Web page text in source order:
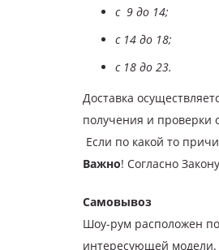
с 9 до 14;
с 14 до 18;
с 18 до 23.
Доставка
получения и проверки
Если по какой то
Важно! Согласно
Самовывоз
Шоу-рум расположен
интересующей модели.